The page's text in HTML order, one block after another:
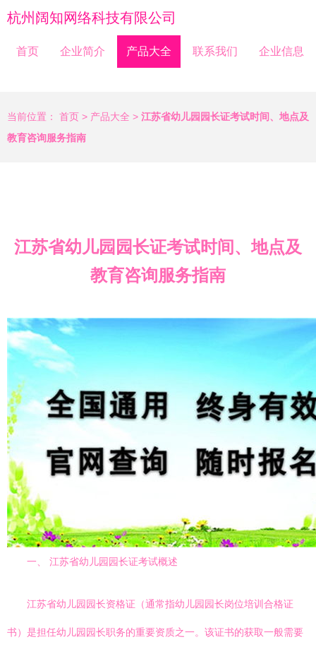
杭州阔知网络科技有限公司
首页 企业简介 产品大全 联系我们 企业信息
当前位置： 首页 > 产品大全 > 江苏省幼儿园园长证考试时间、地点及
教育咨询服务指南
江苏省幼儿园园长证考试时间、地点及
教育咨询服务指南
一、 江苏省幼儿园园长证考试概述
江苏省幼儿园园长资格证（通常指幼儿园园长岗位培训合格证
书）是担任幼儿园园长职务的重要资质之一。该证书的获取一般需要